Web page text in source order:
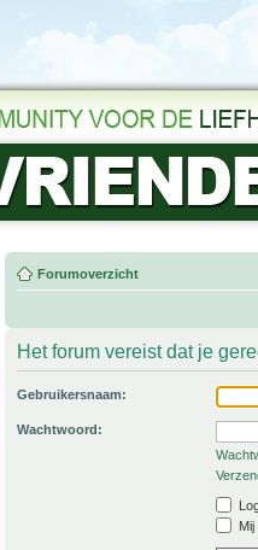
Forumoverzicht
Het forum vereist dat je
Gebruikersnaam:
Wachtwoord: